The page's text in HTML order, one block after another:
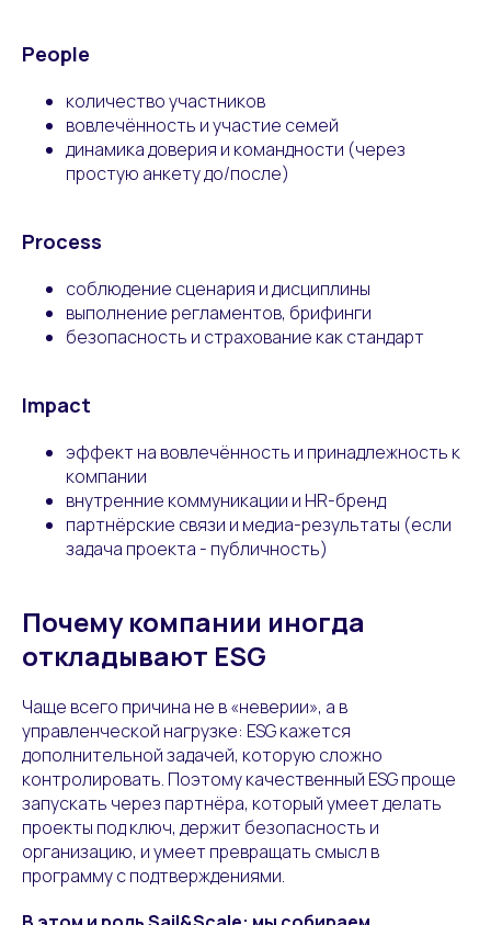
People
количество участников
вовлечённость и участие семей
динамика доверия и командности (через
простую анкету до/после)
Process
соблюдение сценария и дисциплины
выполнение регламентов, брифинги
безопасность и страхование как стандарт
Impact
эффект на вовлечённость и принадлежность к
компании
внутренние коммуникации и HR-бренд
партнёрские связи и медиа-результаты (если
задача проекта - публичность)
Почему компании иногда
откладывают ESG
Чаще всего причина не в «неверии», а в
управленческой нагрузке: ESG кажется
дополнительной задачей, которую сложно
контролировать. Поэтому качественный ESG проще
запускать через партнёра, который умеет делать
проекты под ключ, держит безопасность и
организацию, и умеет превращать смысл в
программу с подтверждениями.